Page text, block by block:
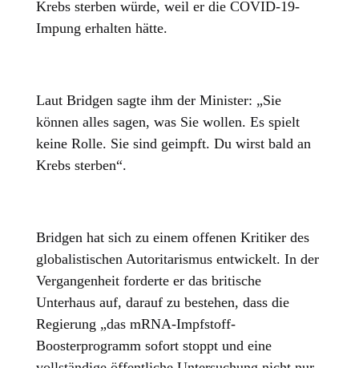
Krebs sterben würde, weil er die COVID-19-
Impung erhalten hätte.
Laut Bridgen sagte ihm der Minister: „Sie
können alles sagen, was Sie wollen. Es spielt
keine Rolle. Sie sind geimpft. Du wirst bald an
Krebs sterben“.
Bridgen hat sich zu einem offenen Kritiker des
globalistischen Autoritarismus entwickelt. In der
Vergangenheit forderte er das britische
Unterhaus auf, darauf zu bestehen, dass die
Regierung „das mRNA-Impfstoff-
Boosterprogramm sofort stoppt und eine